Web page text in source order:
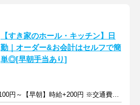
【すき家のホール・キッチン】日
勤｜オーダー&お会計はセルフで簡
単◎[早朝手当あり]
時給1100円～【早朝】時給+200円 ※交通費支給